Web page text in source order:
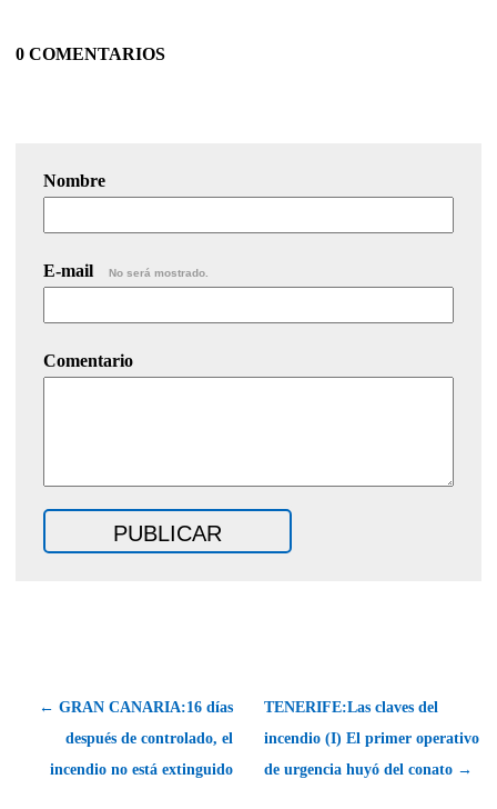
0 COMENTARIOS
Nombre
E-mail No será mostrado.
Comentario
← GRAN CANARIA:16 días
después de controlado, el
incendio no está extinguido
TENERIFE:Las claves del
incendio (I) El primer operativo
de urgencia huyó del conato →